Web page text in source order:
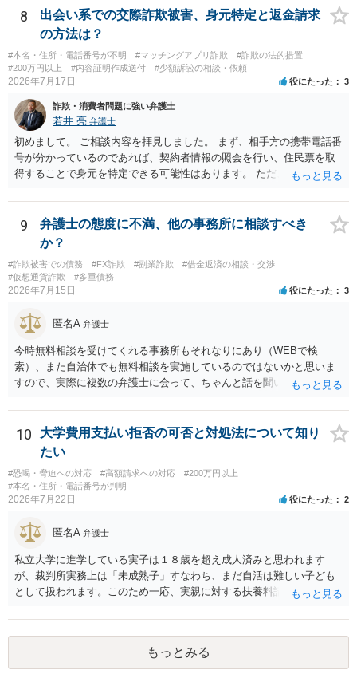
ば、最寄りの警察署に相談をしても良いかもしれません。 以上、ご参
考になれば幸いです。
8
出会い系での交際詐欺被害、身元特定と返金請求
の方法は？
#本名・住所・電話番号が不明 #マッチングアプリ詐欺
#詐欺の法的措置
#200万円以上
#内容証明作成送付 #少額訴訟の相談・依頼
2026年7月17日 役にたった 3
詐欺・消費者問題に強い弁護士
若井 亮 弁護士
初めまして。 ご相談内容を拝見しました。 まず、相手方の携帯電話番
号が分かっているのであれば、契約者情報の照会を行い、住民票を取
得することで身元を特定できる可能性はあります。 ただ、他人名義の
ろです。 LINEについても、詐欺の事案であれば照会できる可能性はあ
りますが、携帯電話の番号を経由する方法より難しくなります。 身元
を特定した後は、返金の理屈があるかどうかを確認していきます。 基
本的に贈与に該当する場合には返金請求ができません。 詐欺を含め、
当方に返金の理屈があるかどうかを確認していきます。 さらに、渡し
た金額について、裏付けがあるかどうかも精査します。 上記を経て、
からスタートすることになるでしょう。 ご理解のとおり、詐欺である
ことの立証は簡単ではありません。 刑事事件化が出来るのであれば、
返金交渉で有利になる可能性がありますが、民事上の詐欺の立証以上
に難しいところがあります。 こちらについては、一度、最寄りの警察
署に被害相談をするようにしてください。 具体的な見通しに関して
良いかと思います。
9
弁護士の態度に不満、他の事務所に相談すべき
か？
#詐欺被害での債務 #FX詐欺 #副業詐欺
#借金返済の相談・交渉
#仮想通貨詐欺
#多重債務
2026年7月15日 役にたった 3
匿名A 弁護士
今時無料相談を受けてくれる事務所もそれなりにあり（WEBで検
索）、また自治体でも無料相談を実施しているのではないかと思いま
すので、実際に複数の弁護士に会って、ちゃんと話を聞いてくれる
はそもそも事案を把握できていないようですので、御相談の案件につ
いては弁護士として能力不足なのかもしれません。相手にしない方が
良いと思います。ただ、仮想通貨詐欺の被害回復は現実的には難しい
かもしれません。
10
大学費用支払い拒否の可否と対処法について知り
たい
#恐喝・脅迫への対応 #高額請求への対応
#200万円以上
#本名・住所・電話番号が判明
2026年7月22日 役にたった 2
匿名A 弁護士
私立大学に進学している実子は１８歳を超え成人済みと思われます
が、裁判所実務上は「未成熟子」すなわち、まだ自活は難しい子ども
として扱われます。このため一応、実親に対する扶養料請求として法
者宛に養育費を支払っており、当該養育費は実子の進学費用の趣旨も
一部含まれています。また、私立大学進学について貴殿が了解したわ
けではないという事情も存在します。 こうした場合には、支払を拒ん
だとしても学費の請求が裁判所によって強制される可能性は低いとい
もっとみる